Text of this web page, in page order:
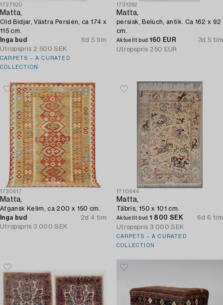
1727920
Matta,
Old Bidjar, Västra Persien, ca 174 x
115 cm.
Inga bud
6d 5 tim
Utropspris 2 500 SEK
CARPETS – A CURATED
COLLECTION
1731292
Matta,
persisk, Beluch, antik. Ca 162 x 92
cm.
Aktuellt bud 160 EUR
3d 5 tim
Utropspris 250 EUR
1730617
Matta,
Afgansk Kelim, ca 200 x 150 cm.
Inga bud
2d 4 tim
Utropspris 3 000 SEK
1710644
Matta,
Täbris, 150 x 101 cm.
Aktuellt bud 1 800 SEK
6d 6 tim
Utropspris 3 000 SEK
CARPETS – A CURATED
COLLECTION